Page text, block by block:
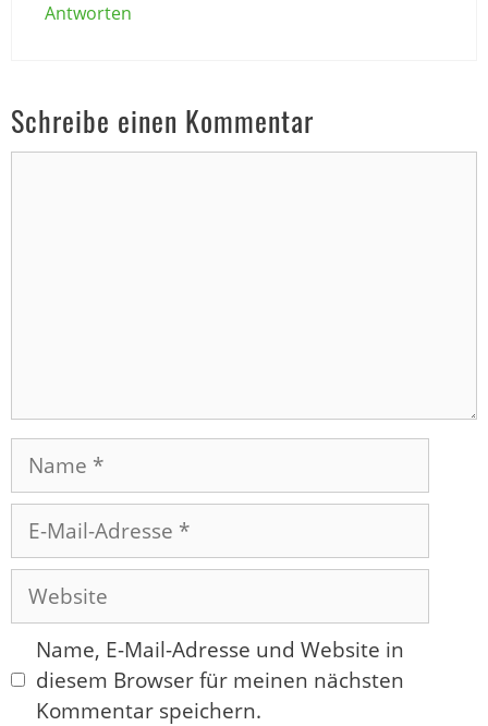
Antworten
Schreibe einen Kommentar
Name
Mail-
Adresse
Website
Name, E-Mail-Adresse und Website in
diesem Browser für meinen nächsten
Kommentar speichern.